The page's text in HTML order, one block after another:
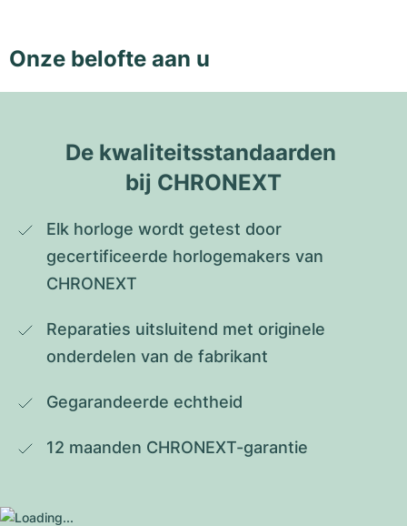
Onze belofte aan u
De kwaliteitsstandaarden
bij CHRONEXT
Elk horloge wordt getest door
gecertificeerde horlogemakers van
CHRONEXT
Reparaties uitsluitend met originele
onderdelen van de fabrikant
Gegarandeerde echtheid
12 maanden CHRONEXT-garantie